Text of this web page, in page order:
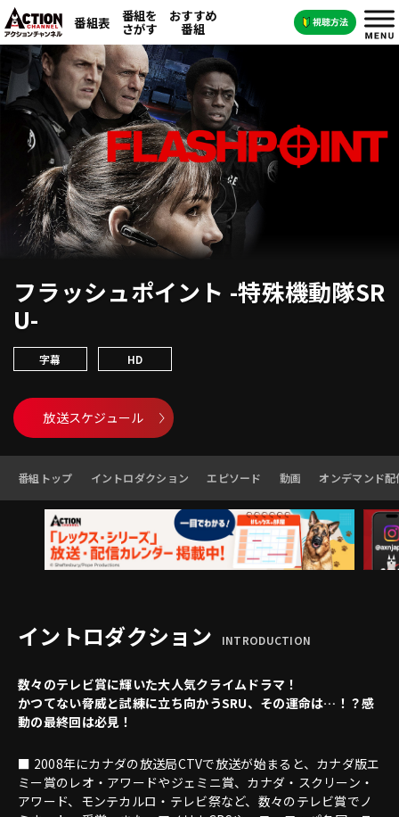
番組表 番組を
さがす
おすすめ
番組
フラッシュポイント -特殊機動隊SR
U-
字幕 HD
放送スケジュール
番組トップ イントロダクション エピソード 動画 オンデマンド配
イントロダクション INTRODUCTION
数々のテレビ賞に輝いた大人気クライムドラマ！
かつてない脅威と試練に立ち向かうSRU、その運命は…！？感
動の最終回は必見！
■ 2008年にカナダの放送局CTVで放送が始まると、カナダ版エ
ミー賞のレオ・アワードやジェミニ賞、カナダ・スクリーン・
アワード、モンテカルロ・テレビ祭など、数々のテレビ賞でノ